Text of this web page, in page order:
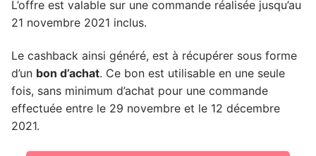
L’offre est valable sur une commande réalisée jusqu’au
21 novembre 2021 inclus.
Le cashback ainsi généré, est à récupérer sous forme
d’un bon d’achat. Ce bon est utilisable en une seule
fois, sans minimum d’achat pour une commande
effectuée entre le 29 novembre et le 12 décembre
2021.